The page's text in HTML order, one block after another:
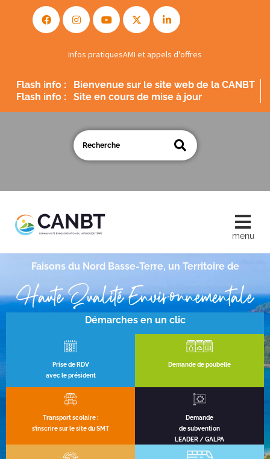
Flash info :
Site en cours de mise à jour
Flash info :
Bienvenue sur le site web de la CANBT
Infos pratiquesAMI et appels d'offres
Faisons du Nord Basse-Terre, un Territoire de
Haute Qualité Environnementale
Démarches en un clic
Prise de RDV
avec le président
Demande de poubelle
Transport scolaire :
s’inscrire sur le site du SMT
Demande
de subvention
LEADER / GALPA